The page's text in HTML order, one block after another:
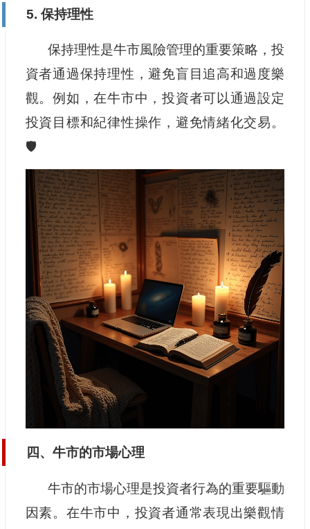
5. 保持理性
保持理性是牛市風險管理的重要策略，投
資者通過保持理性，避免盲目追高和過度樂
觀。例如，在牛市中，投資者可以通過設定
投資目標和紀律性操作，避免情緒化交易。
🛡️
四、牛市的市場心理
牛市的市場心理是投資者行為的重要驅動
因素。在牛市中，投資者通常表現出樂觀情